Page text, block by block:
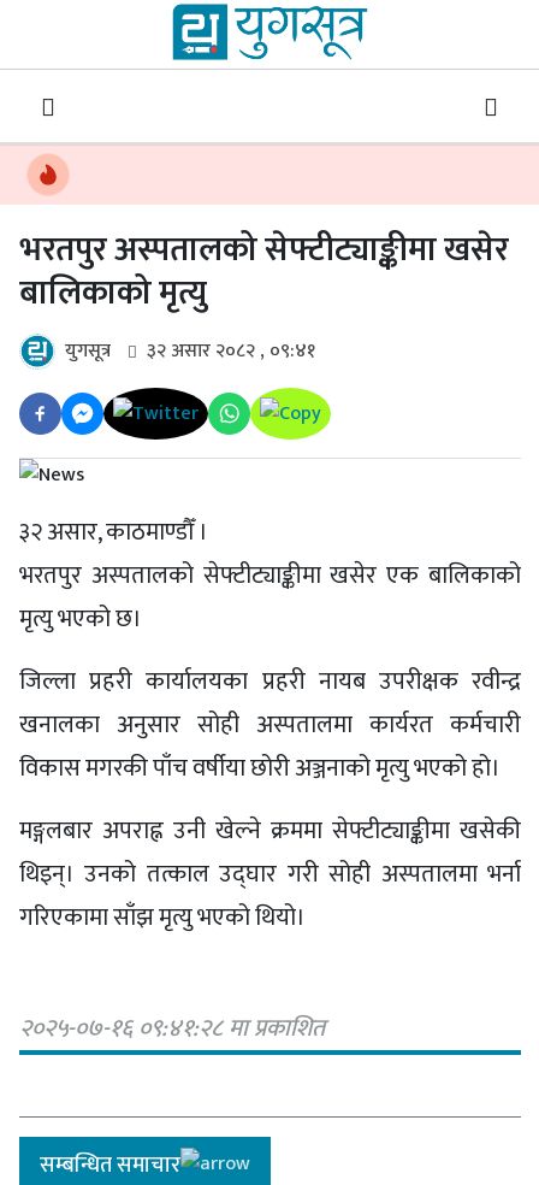
भरतपुर अस्पतालको सेफ्टीट्याङ्कीमा खसेर
बालिकाको मृत्यु
युगसूत्र ३२ असार २०८२ , ०९:४१
३२ असार, काठमाण्डौँ ।
भरतपुर अस्पतालको सेफ्टीट्याङ्कीमा खसेर एक बालिकाको
मृत्यु भएको छ।
जिल्ला प्रहरी कार्यालयका प्रहरी नायब उपरीक्षक रवीन्द्र
खनालका अनुसार सोही अस्पतालमा कार्यरत कर्मचारी
विकास मगरकी पाँच वर्षीया छोरी अञ्जनाको मृत्यु भएको हो।
मङ्गलबार अपराह्न उनी खेल्ने क्रममा सेफ्टीट्याङ्कीमा खसेकी
थिइन्। उनको तत्काल उद्घार गरी सोही अस्पतालमा भर्ना
गरिएकामा साँझ मृत्यु भएको थियो।
२०२५-०७-१६ ०९:४१:२८ मा प्रकाशित
सम्बन्धित समाचार